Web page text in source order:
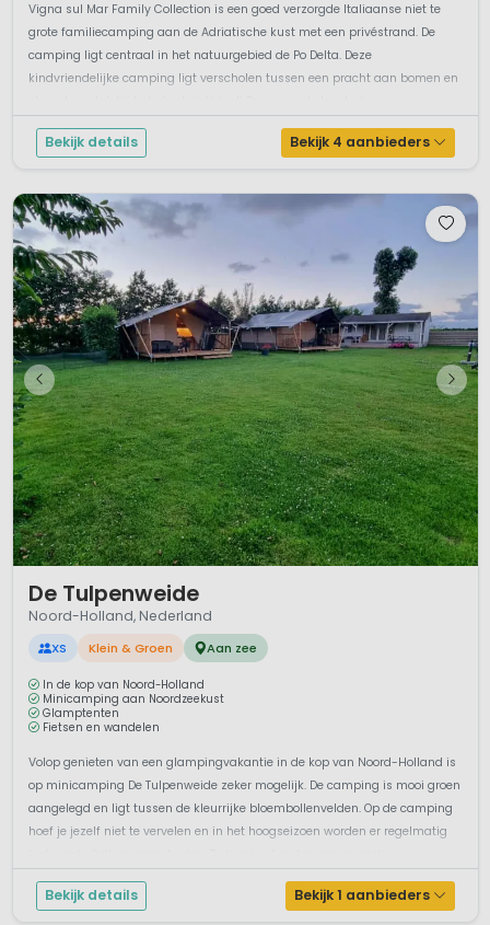
Vigna sul Mar Family Collection is een goed verzorgde Italiaanse niet te
grote familiecamping aan de Adriatische kust met een privéstrand. De
camping ligt centraal in het natuurgebied de Po Delta. Deze
kindvriendelijke camping ligt verscholen tussen een pracht aan bomen en
Bekijk details Bekijk 4 aanbieders
De Tulpenweide
Noord-Holland, Nederland
XS Klein & Groen Aan zee
In de kop van Noord-Holland
Minicamping aan Noordzeekust
Glamptenten
Fietsen en wandelen
Volop genieten van een glampingvakantie in de kop van Noord-Holland is
op minicamping De Tulpenweide zeker mogelijk. De camping is mooi groen
aangelegd en ligt tussen de kleurrijke bloembollenvelden. Op de camping
hoef je jezelf niet te vervelen en in het hoogseizoen worden er regelmatig
Bekijk details Bekijk 1 aanbieders